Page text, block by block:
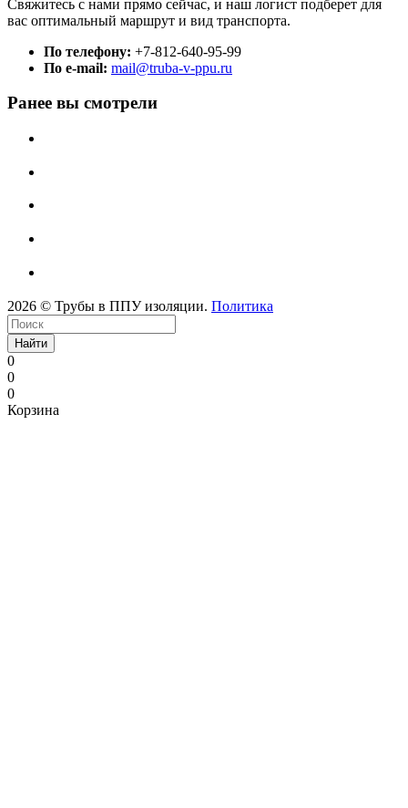
Свяжитесь с нами прямо сейчас, и наш логист подберет для
вас оптимальный маршрут и вид транспорта.
По телефону: +7-812-640-95-99
По e-mail: mail@truba-v-ppu.ru
Ранее вы смотрели
2026 © Трубы в ППУ изоляции. Политика
Найти
0
0
0
Корзина